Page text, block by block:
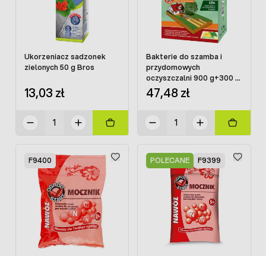
Ukorzeniacz sadzonek
zielonych 50 g Bros
13,03 zł
Bakterie do szamba i
przydomowych
oczyszczalni 900 g+300 g
gratis Bros MICROBEC
BIO
47,48 zł
F9400 POLECANE F9399